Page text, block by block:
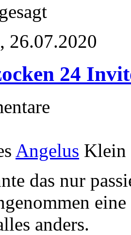
26.07.2020
24
Angelus Klein
das nur
alles